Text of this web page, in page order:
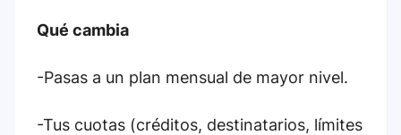
Qué cambia
-Pasas a un plan mensual de mayor nivel.
-Tus cuotas (créditos, destinatarios, límites